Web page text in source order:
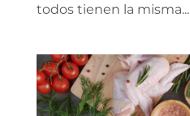
todos tienen la misma...